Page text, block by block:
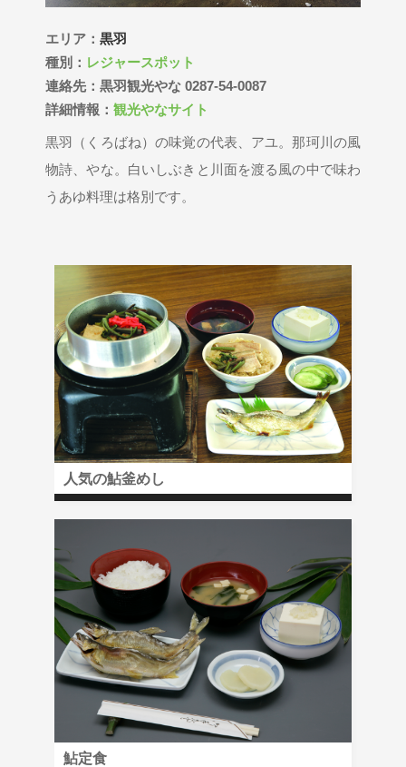
エリア： 黒羽
種別： レジャースポット
連絡先：黒羽観光やな 0287-54-0087
詳細情報： 観光やなサイト
黒羽（くろばね）の味覚の代表、アユ。那珂川の風
物詩、やな。白いしぶきと川面を渡る風の中で味わ
うあゆ料理は格別です。
人気の鮎釜めし
鮎定食